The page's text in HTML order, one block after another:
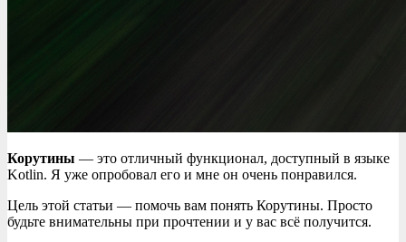
Корутины — это отличный функционал, доступный в языке
Kotlin. Я уже опробовал его и мне он очень понравился.
Цель этой статьи — помочь вам понять Корутины. Просто
будьте внимательны при прочтении и у вас всё получится.